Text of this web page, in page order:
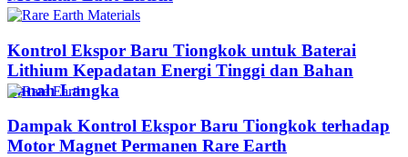
Kontrol Ekspor Baru Tiongkok untuk Baterai
Lithium Kepadatan Energi Tinggi dan Bahan
Tanah Langka
Dampak Kontrol Ekspor Baru Tiongkok terhadap
Motor Magnet Permanen Rare Earth